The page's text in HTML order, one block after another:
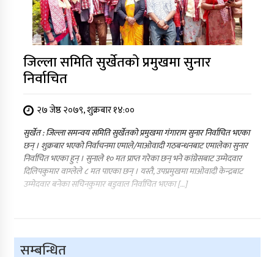
जिल्ला समिति सुर्खेतको प्रमुखमा सुनार
निर्वाचित
२७ जेष्ठ २०७९, शुक्रबार १४:००
सुर्खेत : जिल्ला समन्वय समिति सुर्खेतको प्रमुखमा गंगाराम सुनार निर्वाचित भएका
छन् । शुक्रबार भएको निर्वाचनमा एमाले/माओवादी गठबन्धनबाट एमालेका सुनार
निर्वाचित भएका हुन् । सुनाले १० मत प्राप्त गरेका छन् भने कांग्रेसबाट उम्मेदवार
दिलिपकुमार वाग्लेले ८ मत पाएका छन् । यस्तै, उपप्रमुखमा माओवादी केन्द्रबाट
उम्मेदवार बनेका सचिनकुमार बडुवाल निर्वाचित भएका […]
सम्बन्धित